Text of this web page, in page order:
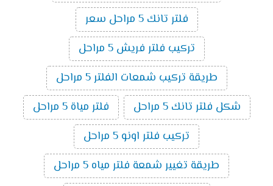
فلتر تانك 5 مراحل سعر
تركيب فلتر فريش 5 مراحل
طريقة تركيب شمعات الفلتر 5 مراحل
شكل فلتر تانك 5 مراحل
فلتر مياة 5 مراحل
تركيب فلتر اونو 5 مراحل
طريقة تغيير شمعة فلتر مياه 5 مراحل